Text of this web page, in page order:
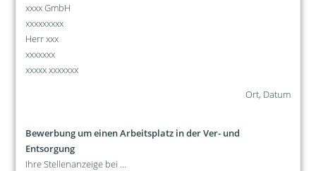
xxxx GmbH
xxxxxxxxx
Herr xxx
xxxxxxx
xxxxx xxxxxxx
Ort, Datum
Bewerbung um einen Arbeitsplatz in der Ver- und
Entsorgung
Ihre Stellenanzeige bei …